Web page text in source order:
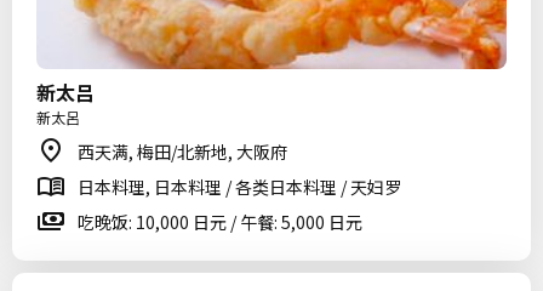
新太吕
新太呂
西天满, 梅田/北新地, 大阪府
日本料理, 日本料理 / 各类日本料理 / 天妇罗
吃晚饭: 10,000 日元 / 午餐: 5,000 日元